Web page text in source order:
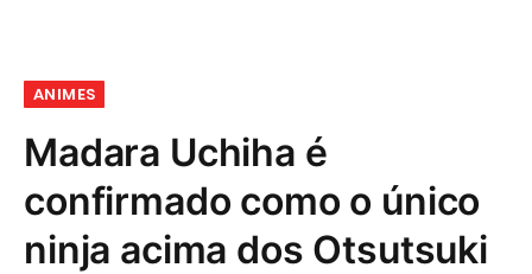
ANIMES
Madara Uchiha é
confirmado como o único
ninja acima dos Otsutsuki